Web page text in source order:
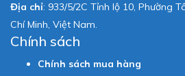
Địa chỉ: 933/5/2C Tỉnh lộ 10, Phường
Chí Minh, Việt Nam.
Chính sách
Chính sách mua hàng